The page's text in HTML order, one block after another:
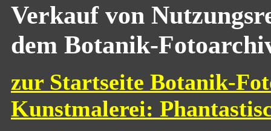
Verkauf von
dem Botanik-
zur Startseite Botanik-
Kunstmalerei: